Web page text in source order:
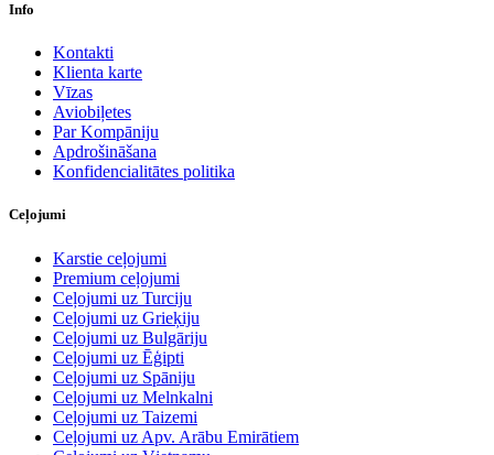
Info
Kontakti
Klienta karte
Vīzas
Aviobiļetes
Par Kompāniju
Apdrošināšana
Konfidencialitātes politika
Ceļojumi
Karstie ceļojumi
Premium ceļojumi
Ceļojumi uz Turciju
Ceļojumi uz Grieķiju
Ceļojumi uz Bulgāriju
Ceļojumi uz Ēģipti
Ceļojumi uz Spāniju
Ceļojumi uz Melnkalni
Ceļojumi uz Taizemi
Ceļojumi uz Apv. Arābu Emirātiem